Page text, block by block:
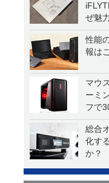
ぜ魅
性能
報は
マウ
ーミ
フで
総合
化す
か？